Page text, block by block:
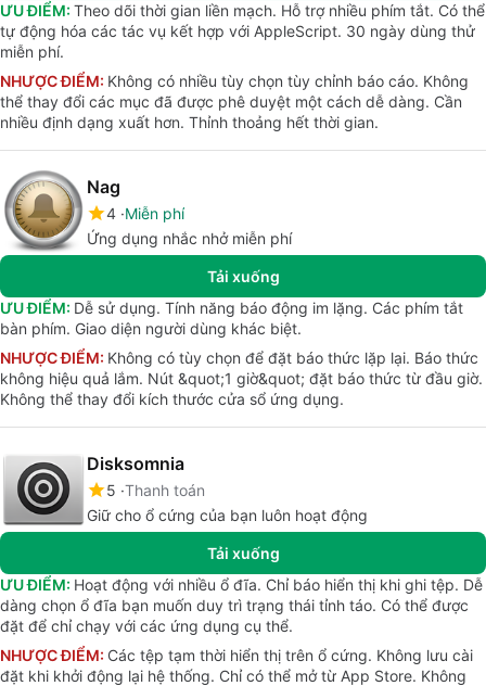
ƯU ĐIỂM: Theo dõi thời gian liền mạch. Hỗ trợ nhiều phím tắt. Có thể
tự động hóa các tác vụ kết hợp với AppleScript. 30 ngày dùng thử
miễn phí.
NHƯỢC ĐIỂM: Không có nhiều tùy chọn tùy chỉnh báo cáo. Không
thể thay đổi các mục đã được phê duyệt một cách dễ dàng. Cần
nhiều định dạng xuất hơn. Thỉnh thoảng hết thời gian.
Nag
4 Miễn phí
Ứng dụng nhắc nhở miễn phí
Tải xuống
ƯU ĐIỂM: Dễ sử dụng. Tính năng báo động im lặng. Các phím tắt
bàn phím. Giao diện người dùng khác biệt.
NHƯỢC ĐIỂM: Không có tùy chọn để đặt báo thức lặp lại. Báo thức
không hiệu quả lắm. Nút &quot;1 giờ&quot; đặt báo thức từ đầu giờ.
Không thể thay đổi kích thước cửa sổ ứng dụng.
Disksomnia
5 Thanh toán
Giữ cho ổ cứng của bạn luôn hoạt động
Tải xuống
ƯU ĐIỂM: Hoạt động với nhiều ổ đĩa. Chỉ báo hiển thị khi ghi tệp. Dễ
dàng chọn ổ đĩa bạn muốn duy trì trạng thái tỉnh táo. Có thể được
đặt để chỉ chạy với các ứng dụng cụ thể.
NHƯỢC ĐIỂM: Các tệp tạm thời hiển thị trên ổ cứng. Không lưu cài
đặt khi khởi động lại hệ thống. Chỉ có thể mở từ App Store. Không